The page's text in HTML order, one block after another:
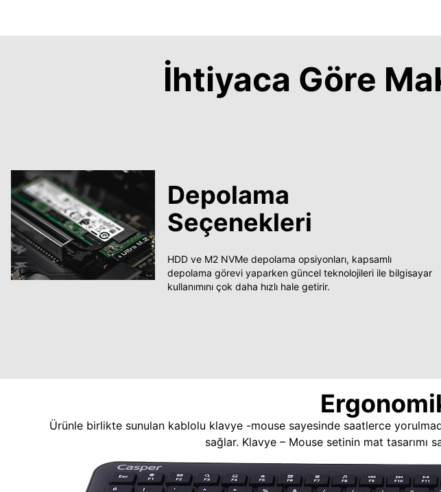
İhtiyaca Göre
Depolama
Seçenekleri
HDD ve M2 NVMe depolama opsiyonları, kapsamlı
depolama görevi yaparken güncel teknolojileri ile bilgisayar
kullanımını çok daha hızlı hale getirir.
Ürünle birlikte sunulan kablolu klavye -mouse sayesinde saatlerce
sağlar. Klavye – Mouse setinin mat tasarımı